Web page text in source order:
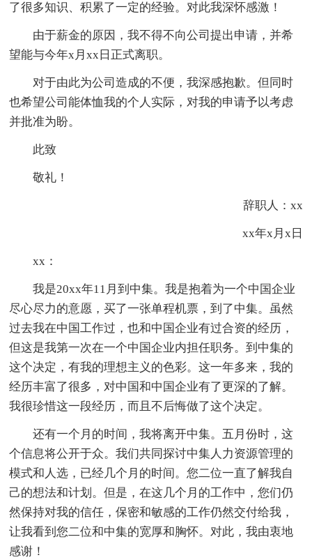
了很多知识、积累了一定的经验。对此我深怀感激！
由于薪金的原因，我不得不向公司提出申请，并希
望能与今年x月xx日正式离职。
对于由此为公司造成的不便，我深感抱歉。但同时
也希望公司能体恤我的个人实际，对我的申请予以考虑
并批准为盼。
此致
敬礼！
辞职人：xx
xx年x月x日
xx：
我是20xx年11月到中集。我是抱着为一个中国企业
尽心尽力的意愿，买了一张单程机票，到了中集。虽然
过去我在中国工作过，也和中国企业有过合资的经历，
但这是我第一次在一个中国企业内担任职务。到中集的
这个决定，有我的理想主义的色彩。这一年多来，我的
经历丰富了很多，对中国和中国企业有了更深的了解。
我很珍惜这一段经历，而且不后悔做了这个决定。
还有一个月的时间，我将离开中集。五月份时，这
个信息将公开于众。我们共同探讨中集人力资源管理的
模式和人选，已经几个月的时间。您二位一直了解我自
己的想法和计划。但是，在这几个月的工作中，您们仍
然保持对我的信任，保密和敏感的工作仍然交付给我，
让我看到您二位和中集的宽厚和胸怀。对此，我由衷地
感谢！